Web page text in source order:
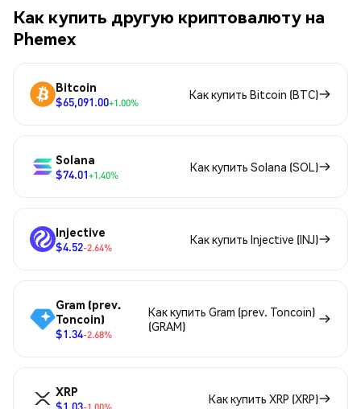
Как купить другую криптовалюту на
Phemex
Bitcoin
$65,091.00+1.00%
Как купить Bitcoin (BTC)
Solana
$74.01+1.40%
Как купить Solana (SOL)
Injective
$4.52-2.64%
Как купить Injective (INJ)
Gram (prev.
Toncoin)
$1.34-2.68%
Как купить Gram (prev. Toncoin)
(GRAM)
XRP
$1.03
Как купить XRP (XRP)